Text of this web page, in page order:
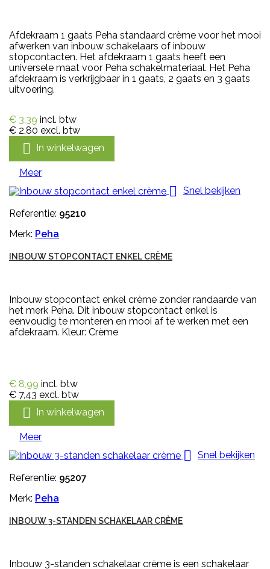
Afdekraam 1 gaats Peha standaard crème voor het mooi
afwerken van inbouw schakelaars of inbouw
stopcontacten. Het afdekraam 1 gaats heeft een
universele maat voor Peha schakelmateriaal. Het Peha
afdekraam is verkrijgbaar in 1 gaats, 2 gaats en 3 gaats
uitvoering.
€ 3,39 incl. btw
€ 2,80 excl. btw
 In winkelwagen
Meer
 Snel bekijken
Referentie: 95210
Merk: Peha
INBOUW STOPCONTACT ENKEL CRÈME
Inbouw stopcontact enkel crème zonder randaarde van
het merk Peha. Dit inbouw stopcontact enkel is
eenvoudig te monteren en mooi af te werken met een
afdekraam. Kleur: Crème
€ 8,99 incl. btw
€ 7,43 excl. btw
 In winkelwagen
Meer
 Snel bekijken
Referentie: 95207
Merk: Peha
INBOUW 3-STANDEN SCHAKELAAR CRÈME
Inbouw 3-standen schakelaar crème is een schakelaar